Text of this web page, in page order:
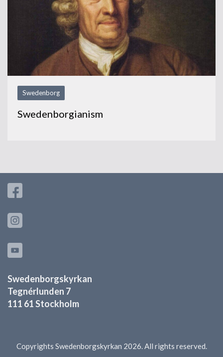
Swedenborg
Swedenborgianism
Swedenborgskyrkan
Tegnérlunden 7
111 61 Stockholm
Copyrights Swedenborgskyrkan 2026. All rights reserved.